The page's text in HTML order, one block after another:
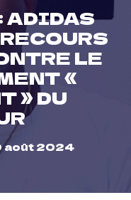
ADIDAS
LE
«
» DU
août 2024